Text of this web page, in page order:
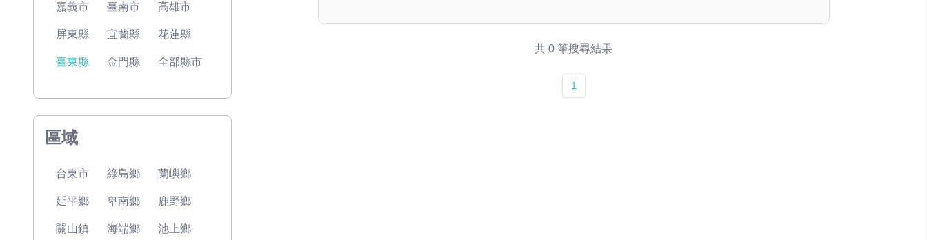
嘉義市 臺南市 高雄市
屏東縣 宜蘭縣 花蓮縣
臺東縣 金門縣 全部縣市
區域
台東市 綠島鄉 蘭嶼鄉
延平鄉 卑南鄉 鹿野鄉
關山鎮 海端鄉 池上鄉
共 0 筆搜尋結果
1